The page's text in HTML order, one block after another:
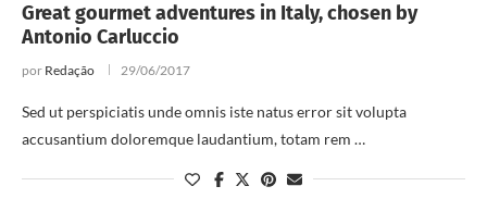
Great gourmet adventures in Italy, chosen by
Antonio Carluccio
por Redação 29/06/2017
Sed ut perspiciatis unde omnis iste natus error sit volupta
accusantium doloremque laudantium, totam rem …